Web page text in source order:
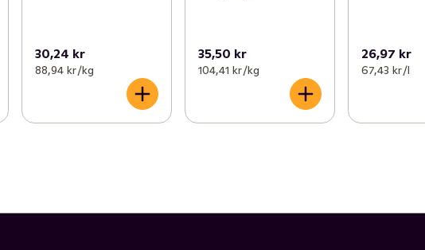
30,24 kr
88,94 kr /kg
35,50 kr
104,41 kr /kg
26,97 kr
67,43 kr /l